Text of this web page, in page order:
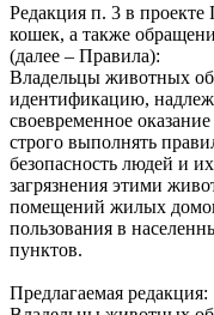
Редакция п. 3 в
кошек, а также
(далее – Правила):
Владельцы животных
идентификацию,
своевременное
строго выполнять
безопасность людей и
загрязнения этими
помещений жилых
пользования в
пунктов.
Предлагаемая редакция: